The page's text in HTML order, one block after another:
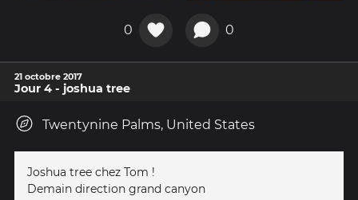
0 0
21 octobre 2017
Jour 4 - joshua tree
Twentynine Palms, United States
Joshua tree chez Tom !
Demain direction grand canyon